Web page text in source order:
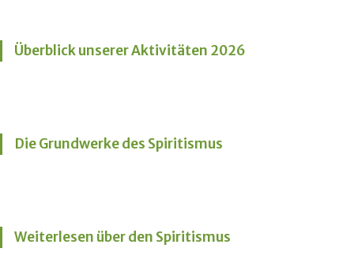
Überblick unserer Aktivitäten 2026
Die Grundwerke des Spiritismus
Weiterlesen über den Spiritismus